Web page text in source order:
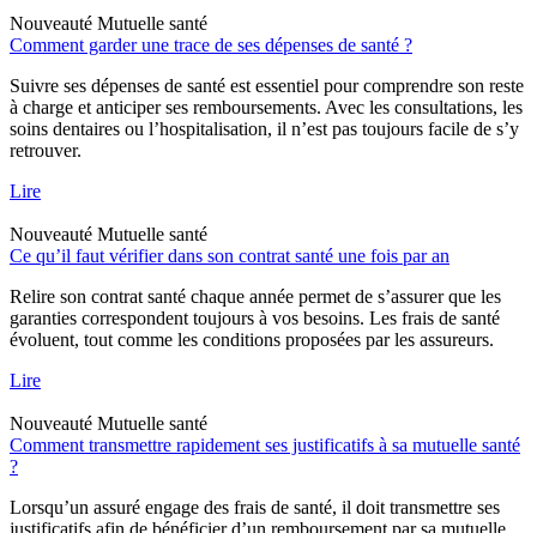
Nouveauté Mutuelle santé
Comment garder une trace de ses dépenses de santé ?
Suivre ses dépenses de santé est essentiel pour comprendre son reste
à charge et anticiper ses remboursements. Avec les consultations, les
soins dentaires ou l’hospitalisation, il n’est pas toujours facile de s’y
retrouver.
Lire
Nouveauté Mutuelle santé
Ce qu’il faut vérifier dans son contrat santé une fois par an
Relire son contrat santé chaque année permet de s’assurer que les
garanties correspondent toujours à vos besoins. Les frais de santé
évoluent, tout comme les conditions proposées par les assureurs.
Lire
Nouveauté Mutuelle santé
Comment transmettre rapidement ses justificatifs à sa mutuelle santé
?
Lorsqu’un assuré engage des frais de santé, il doit transmettre ses
justificatifs afin de bénéficier d’un remboursement par sa mutuelle